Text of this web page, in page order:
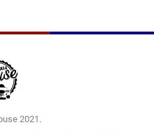
2021.